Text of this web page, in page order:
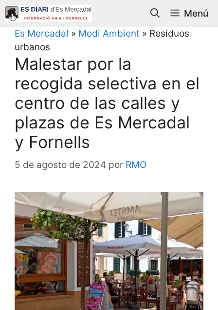
Saltar
al
contenido
Menú
Es Mercadal » Medi Ambient » Residuos
urbanos
Malestar por la
recogida selectiva en el
centro de las calles y
plazas de Es Mercadal
y Fornells
5 de agosto de 2024 por RMO